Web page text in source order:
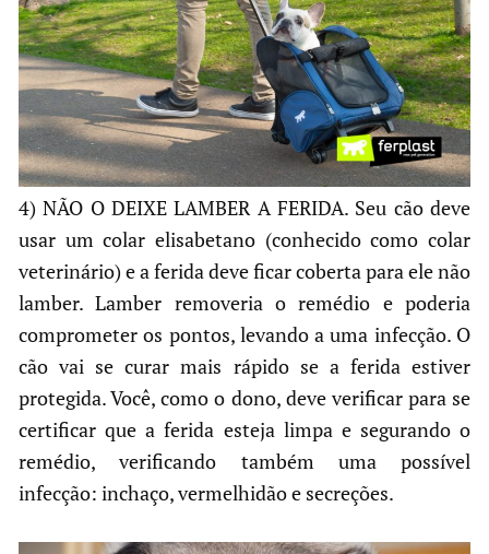
4) NÃO O DEIXE LAMBER A FERIDA. Seu cão deve
usar um colar elisabetano (conhecido como colar
veterinário) e a ferida deve ficar coberta para ele não
lamber. Lamber removeria o remédio e poderia
comprometer os pontos, levando a uma infecção. O
cão vai se curar mais rápido se a ferida estiver
protegida. Você, como o dono, deve verificar para se
certificar que a ferida esteja limpa e segurando o
remédio, verificando também uma possível
infecção: inchaço, vermelhidão e secreções.